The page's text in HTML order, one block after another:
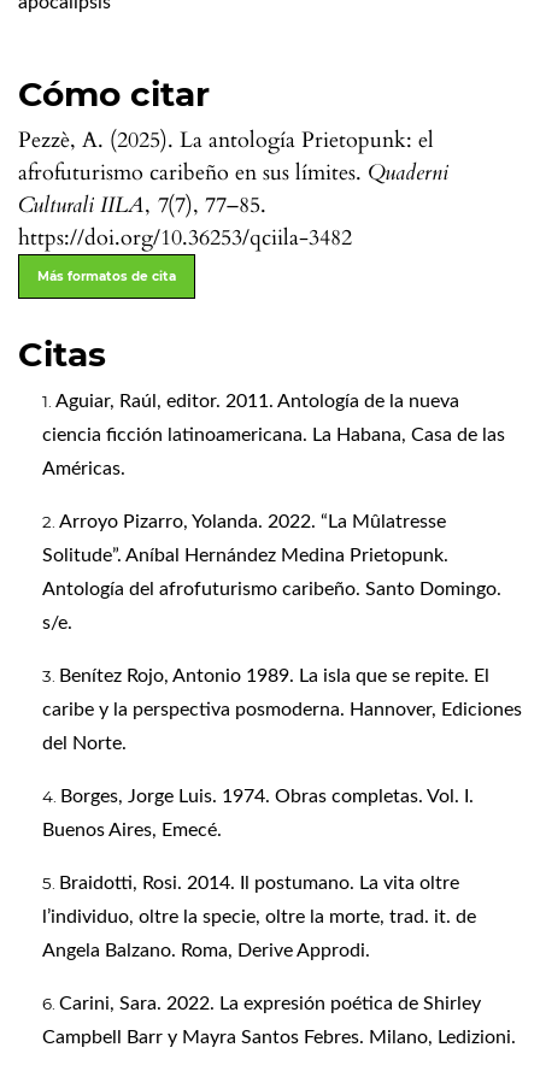
Cómo citar
Pezzè, A. (2025). La antología Prietopunk: el
afrofuturismo caribeño en sus límites. Quaderni
Culturali IILA, 7(7), 77–85.
https://doi.org/10.36253/qciila-3482
Más formatos de cita
Citas
Aguiar, Raúl, editor. 2011. Antología de la nueva
ciencia ficción latinoamericana. La Habana, Casa de las
Américas.
Arroyo Pizarro, Yolanda. 2022. “La Mûlatresse
Solitude”. Aníbal Hernández Medina Prietopunk.
Antología del afrofuturismo caribeño. Santo Domingo.
s/e.
Benítez Rojo, Antonio 1989. La isla que se repite. El
caribe y la perspectiva posmoderna. Hannover, Ediciones
del Norte.
Borges, Jorge Luis. 1974. Obras completas. Vol. I.
Buenos Aires, Emecé.
Braidotti, Rosi. 2014. Il postumano. La vita oltre
l’individuo, oltre la specie, oltre la morte, trad. it. de
Angela Balzano. Roma, Derive Approdi.
Carini, Sara. 2022. La expresión poética de Shirley
Campbell Barr y Mayra Santos Febres. Milano, Ledizioni.